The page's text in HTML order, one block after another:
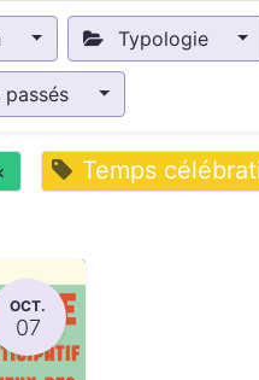
Typologie
passés
Temps
OCT.
07